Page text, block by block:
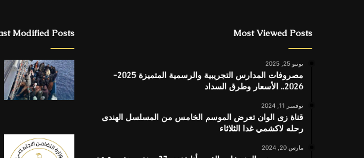
Most Viewed Posts
يونيو 25, 2025
مصروفات المدارس التجريبية والرسمية المتميزة 2025-
2026.. الأسعار وطرق السداد
نوفمبر 11, 2024
قناة زى الوان تعرض الموسم الخامس من المسلسل الهندى
رحله لاكشمي غدا الثلاثاء
مارس 20, 2024
Modified Posts